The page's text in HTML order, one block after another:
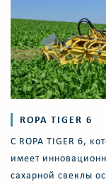
ROPA TIGER 6
С ROPA TIGER 6,
имеет
сахарной свеклы